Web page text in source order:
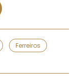
Ferreiros